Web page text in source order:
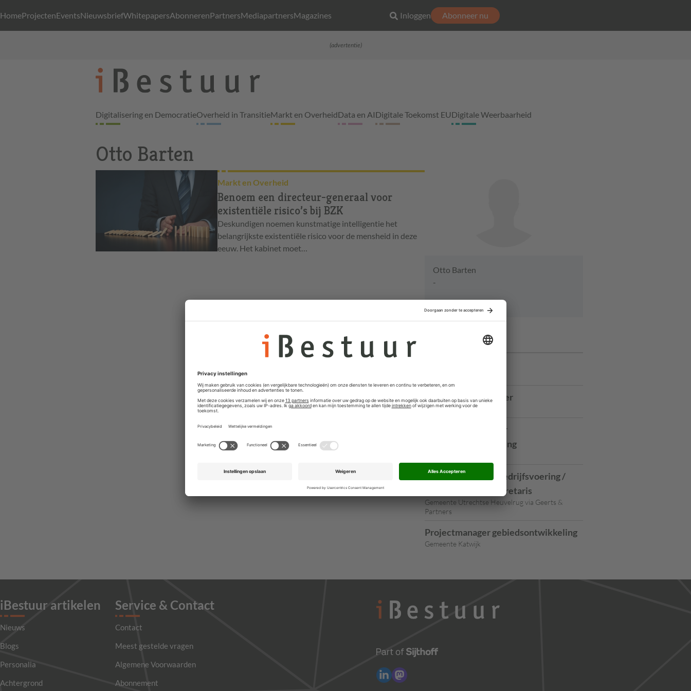
HomeProjectenEventsNieuwsbriefWhitepapersAbonnerenPartnersMediapartnersMagazines Inloggen Abonneer nu
(advertentie)
Digitalisering en DemocratieOverheid in TransitieMarkt en OverheidData en AIDigitale Toekomst EUDigitale Weerbaarheid
Otto Barten
Markt en Overheid
Benoem een directeur-generaal voor
existentiële risico’s bij BZK
Deskundigen noemen kunstmatige intelligentie het
belangrijkste existentiële risico voor de mensheid in deze
eeuw. Het kabinet moet…
Otto Barten
-
Directeur Bestuurder
Delft voor Elkaar
Senior Projectleider
Vastgoedontwikkeling
Concernmanager Bedrijfsvoering /
Loco-Gemeentesecretaris
Gemeente Utrechtse Heuvelrug via Geerts &
Partners
Projectmanager gebiedsontwikkeling
Gemeente Katwijk
iBestuur artikelen
Nieuws
Blogs
Personalia
Achtergrond
Service & Contact
Contact
Meest gestelde vragen
Algemene Voorwaarden
Abonnement